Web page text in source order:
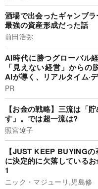
酒場で出会ったギャンブ
最強の資産形成だった話
前田浩弥
AI時代に勝つグローバル
「見えない経営」からの
AIが導く、リアルタイム·
PR
【お金の戦略】三流は「
す」。では超一流は?
照宮遼子
【JUST KEEP BUYING
に決定的に欠落している
1
ニック・マジューリ,児島修